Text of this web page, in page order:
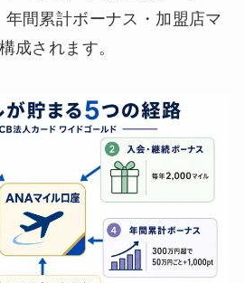
年間累計ボーナス・加盟店マ
成されます。